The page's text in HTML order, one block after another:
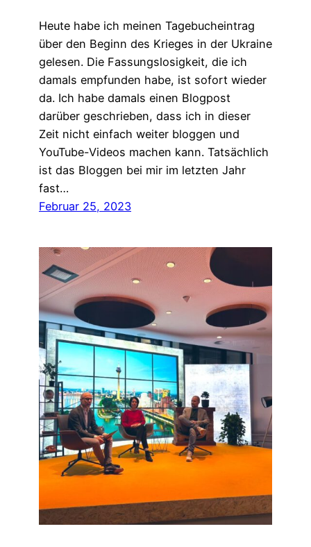
Heute habe ich meinen Tagebucheintrag
über den Beginn des Krieges in der Ukraine
gelesen. Die Fassungslosigkeit, die ich
damals empfunden habe, ist sofort wieder
da. Ich habe damals einen Blogpost
darüber geschrieben, dass ich in dieser
Zeit nicht einfach weiter bloggen und
YouTube-Videos machen kann. Tatsächlich
ist das Bloggen bei mir im letzten Jahr
fast…
Februar 25, 2023